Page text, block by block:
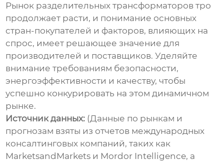
Рынок разделительных трансформаторов тро
продолжает расти, и понимание основных
стран-покупателей и факторов, влияющих на
спрос, имеет решающее значение для
производителей и поставщиков. Уделяйте
внимание требованиям безопасности,
энергоэффективности и качеству, чтобы
успешно конкурировать на этом динамичном
рынке.
Источник данных: (Данные по рынкам и
прогнозам взяты из отчетов международных
консалтинговых компаний, таких как
MarketsandMarkets и Mordor Intelligence, а